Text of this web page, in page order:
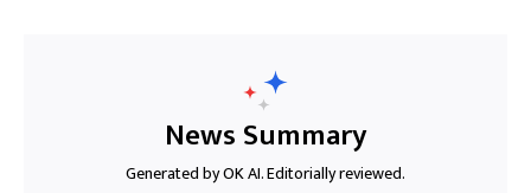
News Summary
Generated by OK AI. Editorially reviewed.